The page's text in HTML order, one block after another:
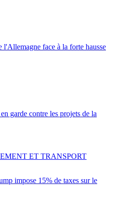
l'Allemagne face à la forte hausse
garde contre les projets de la
impose 15% de taxes sur le
ET TRANSPORT